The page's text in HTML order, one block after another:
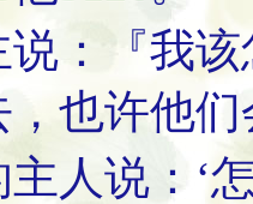
：『我
，也许他
人说：‘